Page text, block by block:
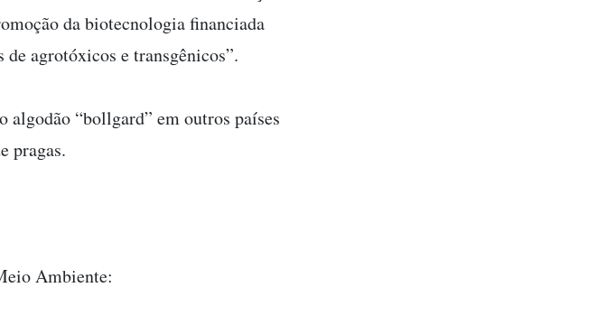
da biotecnologia financiada
de agrotóxicos e transgênicos”.
“bollgard” em outros países
pragas.
Ambiente: